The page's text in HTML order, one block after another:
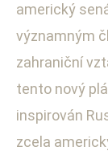
americký
významným
zahraniční
tento nový
inspirován
zcela